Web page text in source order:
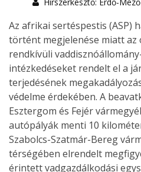
Az afrikai sertéspestis (ASP)
történt megjelenése miatt
rendkívüli
intézkedéseket rendelt el a
terjedésének
védelme érdekében. A
Esztergom és Fejér
autópályák menti 10
Szabolcs-Szatmár-Bereg
térségében elrendelt
érintett vadgazdálkodási